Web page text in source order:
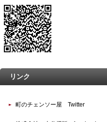
リンク
町のチェンソー屋 Twitter